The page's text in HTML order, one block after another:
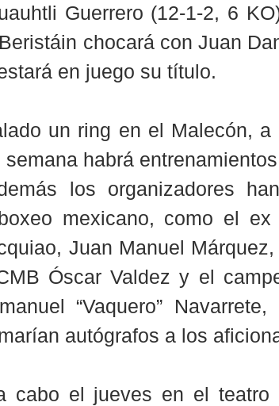
Guerrero (12-1-2, 6
chocará con Juan
en juego su título.
un ring en el Malecón, a
habrá
los organizadores
mexicano, como el ex
Juan Manuel
Óscar Valdez y el
“Vaquero” Navarrete,
autógrafos a los
cabo el jueves en el teatro